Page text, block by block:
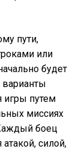
пути,
или
будет
игры путем
миссиях
боец
атакой, силой,